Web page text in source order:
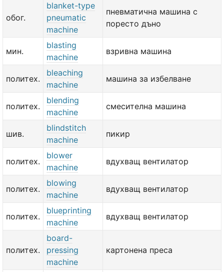
обог.
blanket-type
pneumatic
machine
пневматична машина с
поресто дъно
мин.
blasting
machine
взривна машина
политех.
bleaching
machine
машина за избелване
политех.
blending
machine
смесителна машина
шив.
blindstitch
machine
пикир
политех.
blower
machine
вдухващ вентилатор
политех.
blowing
machine
вдухващ вентилатор
политех.
blueprinting
machine
вдухващ вентилатор
политех.
board-
pressing
machine
картонена преса